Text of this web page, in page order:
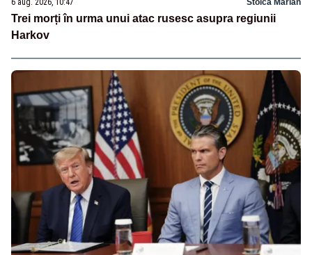
Trei morți în urma unui atac rusesc asupra regiunii
Harkov